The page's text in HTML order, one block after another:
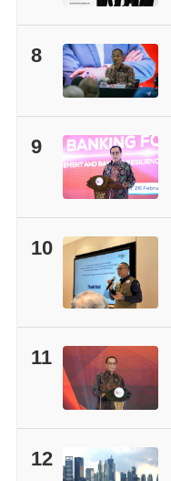
8
9
10
11
12